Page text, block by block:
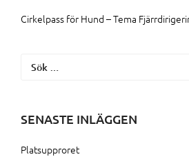
Cirkelpass för Hund – Tema
Sök
SENASTE INLÄGGEN
Platsupproret